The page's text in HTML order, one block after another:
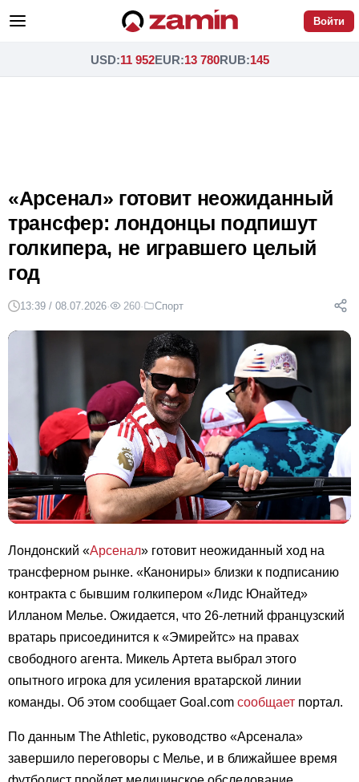
Войти
USD:11 952EUR:13 780RUB:145
«Арсенал» готовит неожиданный
трансфер: лондонцы подпишут
голкипера, не игравшего целый
год
13:39 / 08.07.2026· 260· Спорт
Лондонский «Арсенал» готовит неожиданный ход на
трансферном рынке. «Канониры» близки к подписанию
контракта с бывшим голкипером «Лидс Юнайтед»
Илланом Мелье. Ожидается, что 26-летний французский
вратарь присоединится к «Эмирейтс» на правах
свободного агента. Микель Артета выбрал этого
опытного игрока для усиления вратарской линии
команды. Об этом сообщает Goal.com сообщает портал.
По данным The Athletic, руководство «Арсенала»
завершило переговоры с Мелье, и в ближайшее время